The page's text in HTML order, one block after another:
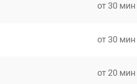
от 30 мин
от 30 мин
от 20 мин